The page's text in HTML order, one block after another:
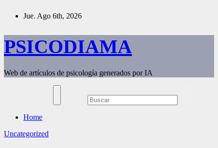
Jue. Ago 6th, 2026
PSICODIAMA
Web de artículos de psicología generados por IA
Home
Uncategorized